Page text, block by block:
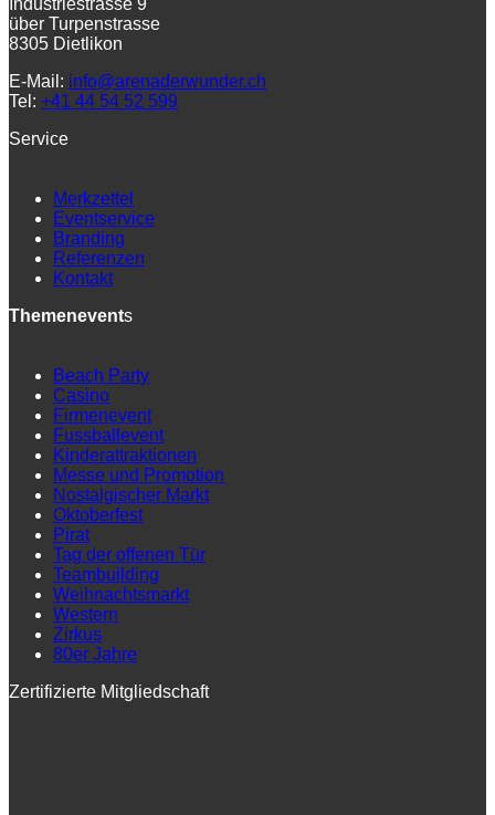
über Turpenstrasse
8305 Dietlikon
E-Mail: info@arenaderwunder.ch
Tel: +41 44 54 52 599
Service
Merkzettel
Eventservice
Branding
Referenzen
Kontakt
Themenevents
Beach Party
Casino
Firmenevent
Fussballevent
Kinderattraktionen
Messe und Promotion
Nostalgischer Markt
Oktoberfest
Pirat
Tag der offenen Tür
Teambuilding
Weihnachtsmarkt
Western
Zirkus
80er Jahre
Zertifizierte Mitgliedschaft